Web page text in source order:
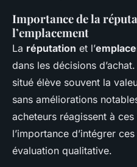
Importance de la
l’emplacement
La réputation et l’
dans les décisions
situé élève souvent la
sans améliorations
acheteurs réagissent à
l’importance d’intégrer
évaluation qualitative.